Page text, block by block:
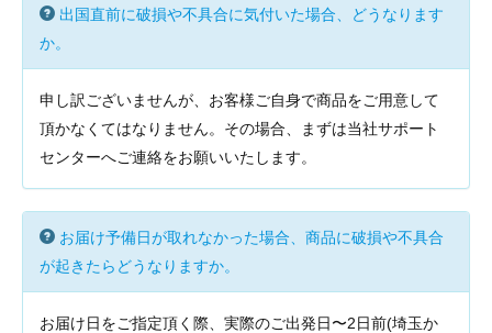
出国直前に破損や不具合に気付いた場合、どうなります
か。
申し訳ございませんが、お客様ご自身で商品をご用意して
頂かなくてはなりません。その場合、まずは当社サポート
センターへご連絡をお願いいたします。
お届け予備日が取れなかった場合、商品に破損や不具合
が起きたらどうなりますか。
お届け日をご指定頂く際、実際のご出発日〜2日前(埼玉か